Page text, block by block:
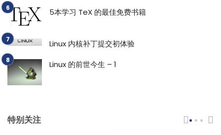
5本学习 TeX 的最佳免费书籍
Linux 内核补丁提交初体验
Linux 的前世今生 – 1
特别关注